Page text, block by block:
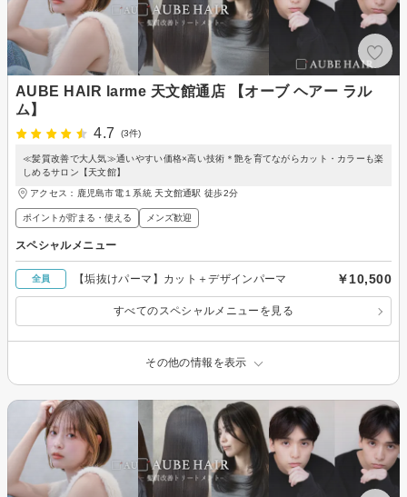
AUBE HAIR larme 天文館通店 【オーブ ヘアー ラル
ム】
4.7
(3件)
≪髪質改善で大人気≫通いやすい価格×高い技術＊艶を育てながらカット・カラーも楽
しめるサロン【天文館】
アクセス：鹿児島市電１系統 天文館通駅 徒歩2分
ポイントが貯まる・使える メンズ歓迎
スペシャルメニュー
全員 【垢抜けパーマ】カット＋デザインパーマ ￥10,500
すべてのスペシャルメニューを見る
その他の情報を表示